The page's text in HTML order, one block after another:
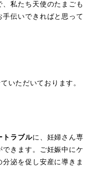
私たち天使のたまごも
伝いできればと思って
いただいております。
トラブルに、妊婦さん専
きます。ご妊娠中にケ
泌を促し安産に導きま